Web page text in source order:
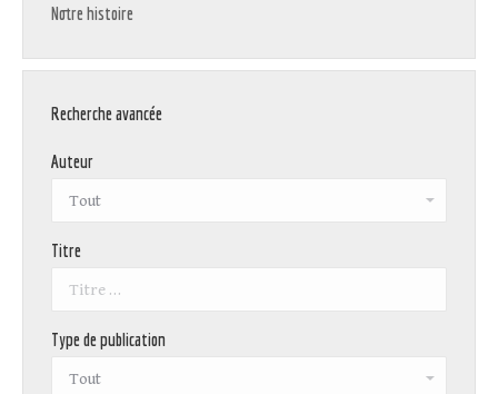
Notre histoire
Recherche avancée
Auteur
Titre
Type de publication